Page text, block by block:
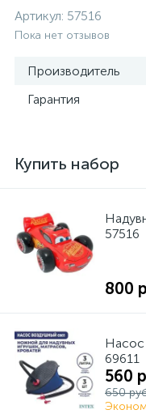
Артикул: 57516
Пока нет отзывов
Производитель
Гарантия
Купить набор
57516
800
69611
560
650